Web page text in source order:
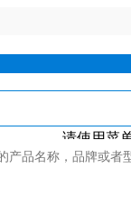
请使用菜